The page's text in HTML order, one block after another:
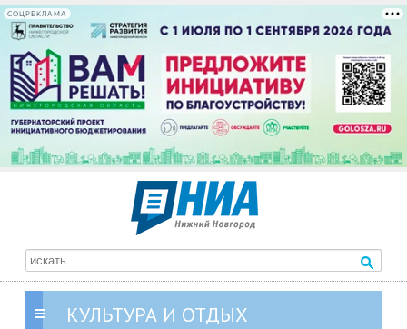
СОЦРЕКЛАМА
КУЛЬТУРА И ОТДЫХ